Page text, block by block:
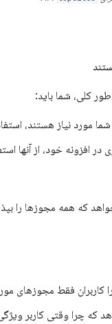
کلی، شما باید:
مورد نیاز هستند،
افزونه خود، از آنها
که همه مجوزها را
کاربران فقط مجوزهای
که چرا وقتی کاربر